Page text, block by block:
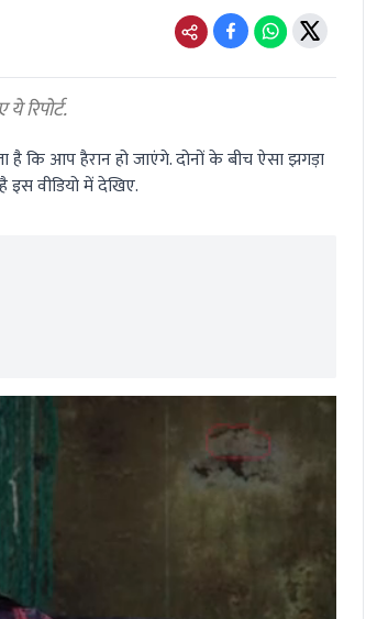
रिपोर्ट.
है कि आप हैरान हो जाएंगे. दोनों के बीच ऐसा झगड़ा
वीडियो में देखिए.